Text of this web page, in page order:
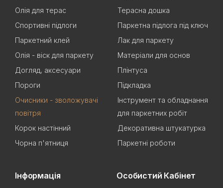
Олія для терас
Терасна дошка
Спортивні підлоги
Паркетна підлога під ключ
Паркетний клей
Лак для паркету
Олія - віск для паркету
Матеріали для основ
Догляд, аксесуари
Плінтуса
Пороги
Підкладка
Очисники - зволожувачі
повітря
Інструмент та обладнання
для паркетних робіт
Корок настінний
Декоративна штукатурка
Чорна п'ятниця
Паркетні роботи
Інформація Особистий Кабінет